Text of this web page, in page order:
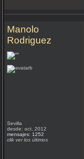
Manolo
Rodriguez
Sevilla
desde: oct, 2012
mensajes: 1252
clik ver los últimos